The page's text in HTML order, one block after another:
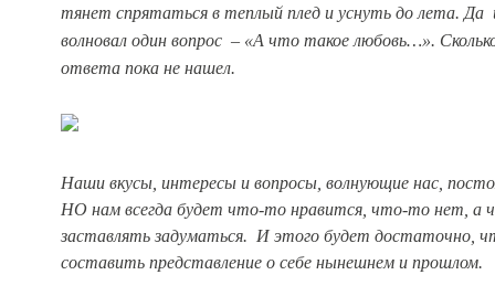
тянет спрятаться в теплый плед и уснуть до лета. Да
волновал один вопрос – «А что такое любовь…».
ответа пока не нашел.
Наши вкусы, интересы и вопросы, волнующие нас,
НО нам всегда будет что-то нравится, что-то нет, а
заставлять задуматься. И этого будет достаточно,
составить представление о себе нынешнем и прошлом.